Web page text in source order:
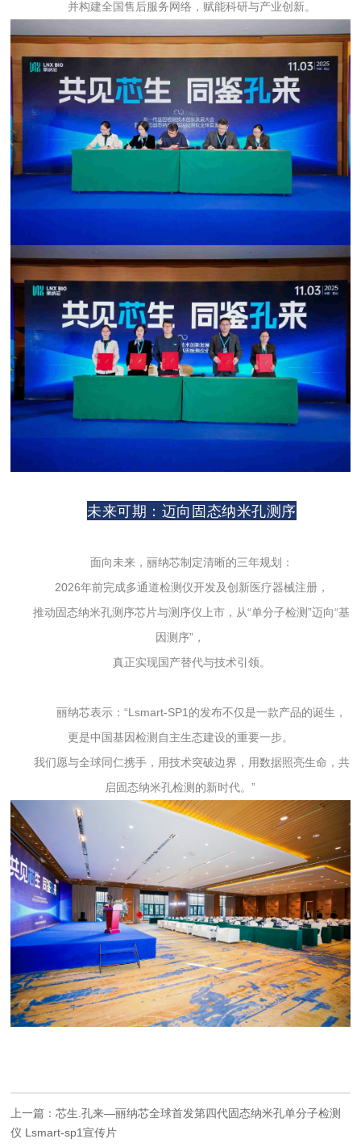
并构建全国售后服务网络，赋能科研与产业创新。
未来可期：迈向固态纳米孔测序
面向未来，丽纳芯制定清晰的三年规划：
2026年前完成多通道检测仪开发及创新医疗器械注册，
推动固态纳米孔测序芯片与测序仪上市，从“单分子检测”迈向“基
因测序”，
真正实现国产替代与技术引领。
丽纳芯表示：“Lsmart-SP1的发布不仅是一款产品的诞生，
更是中国基因检测自主生态建设的重要一步。
我们愿与全球同仁携手，用技术突破边界，用数据照亮生命，共
启固态纳米孔检测的新时代。”
上一篇：芯生.孔来—丽纳芯全球首发第四代固态纳米孔单分子检测
仪 Lsmart-sp1宣传片